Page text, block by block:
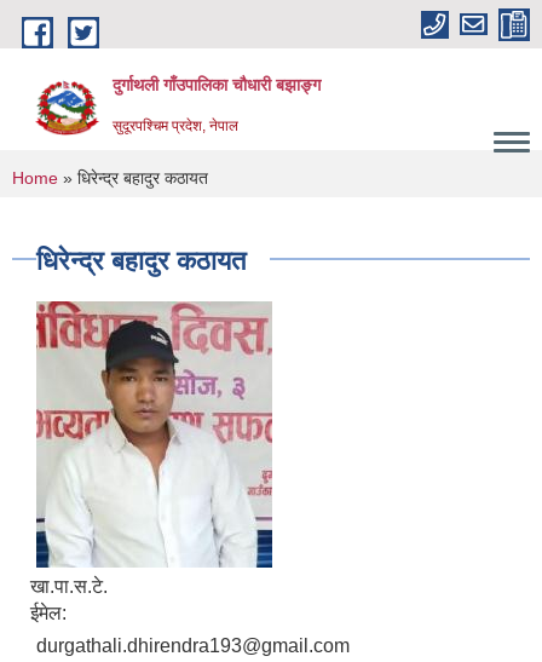
Skip to main content
दुर्गाथली गाँउपालिका चौधारी बझाङ्ग
सुदूरपश्चिम प्रदेश, नेपाल
You are here
Home » धिरेन्द्र बहादुर कठायत
धिरेन्द्र बहादुर कठायत
खा.पा.स.टे.
ईमेल:
durgathali.dhirendra193@gmail.com